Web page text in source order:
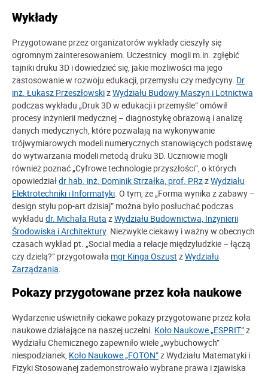
Wykłady
Przygotowane przez organizatorów wykłady cieszyły się
ogromnym zainteresowaniem. Uczestnicy mogli m.in. zgłębić
tajniki druku 3D i dowiedzieć się, jakie możliwości ma jego
zastosowanie w rozwoju edukacji, przemysłu czy medycyny. Dr
inż. Łukasz PrzeszłowskizWydziału Budowy Maszyn i Lotnictwa
podczas wykładu „Druk 3D w edukacji i przemyśle” omówił
procesy inżynierii medycznej – diagnostykę obrazową i analizę
danych medycznych, które pozwalają na wykonywanie
trójwymiarowych modeli numerycznych stanowiących podstawę
do wytwarzania modeli metodą druku 3D. Uczniowie mogli
również poznać „Cyfrowe technologie przyszłości”, o których
opowiedziałdr hab. inż. Dominik Strzałka, prof. PRzzWydziału
Elektrotechniki i Informatyki. O tym, że „Forma wynika z zabawy –
design stylu pop-art dzisiaj” można było posłuchać podczas
wykładu dr. Michała Ruta zWydziału Budownictwa, Inżynierii
Środowiska i Architektury. Niezwykle ciekawy i ważny w obecnych
czasach wykład pt. „Social media a relacje międzyludzkie – łączą
czy dzielą?” przygotowała mgr Kinga Oszust zWydziału
Zarządzania.
Pokazy przygotowane przez koła naukowe
Wydarzenie uświetniły ciekawe pokazy przygotowane przez koła
naukowe działające na naszej uczelni. Koło Naukowe „ESPRIT”z
Wydziału Chemicznego zapewniło wiele „wybuchowych”
niespodzianek, Koło Naukowe „FOTON”z Wydziału Matematyki i
Fizyki Stosowanej zademonstrowało wybrane prawa i zjawiska